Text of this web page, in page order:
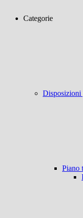
Categorie
Disposizioni
Piano